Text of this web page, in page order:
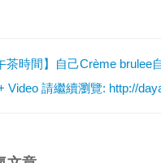
茶時間】自己Crème brulee
Video 請繼續瀏覽: http://